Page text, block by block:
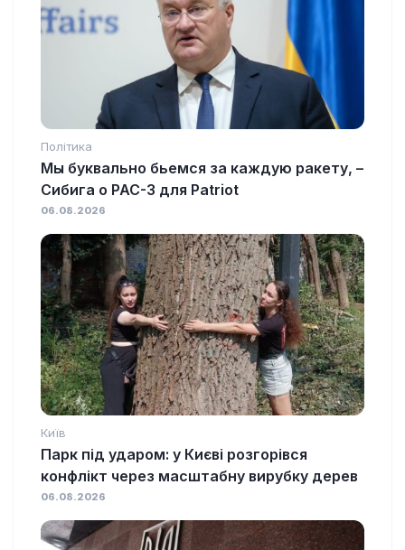
Політика
Мы буквально бьемся за каждую ракету, –
Сибига о PAC-3 для Patriot
06.08.2026
Київ
Парк під ударом: у Києві розгорівся
конфлікт через масштабну вирубку дерев
06.08.2026